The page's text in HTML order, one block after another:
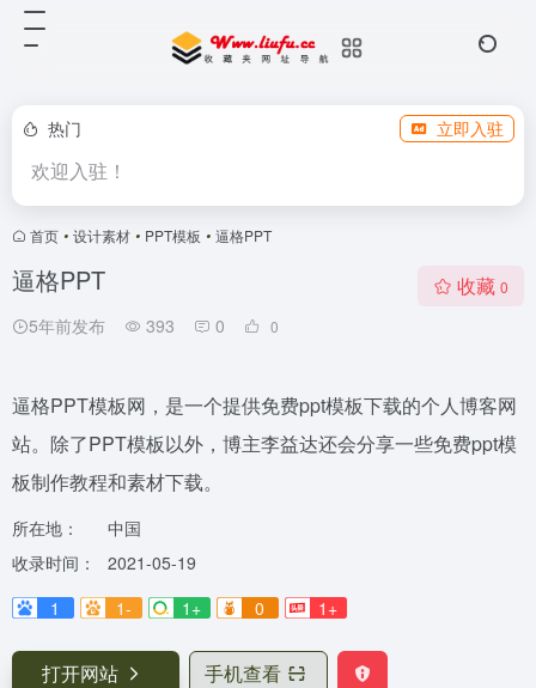
热门 立即入驻
欢迎入驻！
首页 • 设计素材 • PPT模板 • 逼格PPT
逼格PPT
5年前发布 393 0 0
收藏 0
逼格PPT模板网，是一个提供免费ppt模板下载的个人博客网
站。除了PPT模板以外，博主李益达还会分享一些免费ppt模
板制作教程和素材下载。
所在地：
中国
收录时间：
2021-05-19
1
1- 1+ 0 1+
打开网站 手机查看